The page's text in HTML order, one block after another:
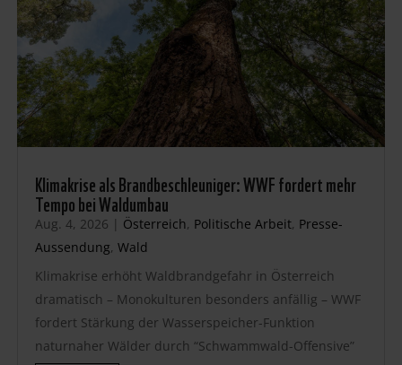
Klimakrise als Brandbeschleuniger: WWF fordert mehr
Tempo bei Waldumbau
Aug. 4, 2026 | Österreich, Politische Arbeit, Presse-
Aussendung, Wald
Klimakrise erhöht Waldbrandgefahr in Österreich
dramatisch – Monokulturen besonders anfällig – WWF
fordert Stärkung der Wasserspeicher-Funktion
naturnaher Wälder durch “Schwammwald-Offensive”